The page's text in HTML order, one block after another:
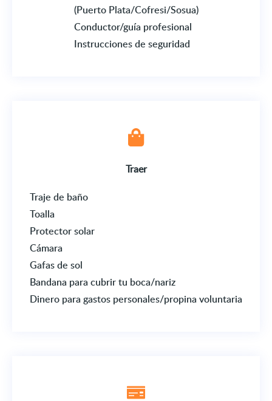
(Puerto Plata/Cofresi/Sosua)
Conductor/guía profesional
Instrucciones de seguridad
Traer
Traje de baño
Toalla
Protector solar
Cámara
Gafas de sol
Bandana para cubrir tu boca/nariz
Dinero para gastos personales/propina voluntaria